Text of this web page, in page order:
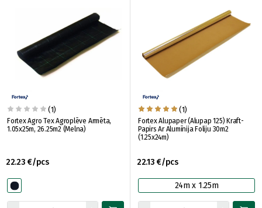
(1)
Fortex Agro Tex Agroplēve Armēta,
1.05x25m, 26.25m2 (Melna)
22.23 €/pcs
(1)
Fortex Alupaper (Alupap 125) Kraft-
Papirs Ar Alumīnija Foliju 30m2
(1.25x24m)
22.13 €/pcs
24m x 1.25m